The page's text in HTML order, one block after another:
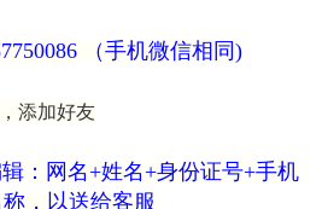
（手机微信相同)
添加好友
：网名+姓名+身份证号+手机
，以送给客服